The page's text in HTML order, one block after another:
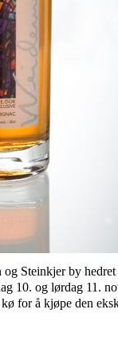
Steinkjer by
10. og lørdag 11.
for å kjøpe den